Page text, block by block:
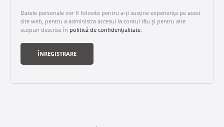
Datele personale vor fi folosite pentru a-ți susține experiența pe acest
site web, pentru a administra accesul la contul tău și pentru alte
scopuri descrise în politică de confidențialitate.
ÎNREGISTRARE